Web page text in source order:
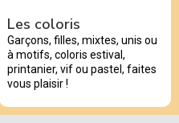
Les coloris
Garçons, filles, mixtes, unis ou
à motifs, coloris estival,
printanier, vif ou pastel, faites
vous plaisir !